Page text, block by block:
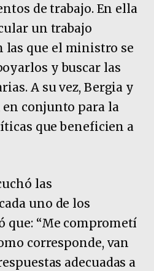
de trabajo. En ella
un trabajo
las que el ministro se
y buscar las
A su vez, Bergia y
en conjunto para la
que beneficien a
las
uno de los
que: “Me comprometí
corresponde, van
adecuadas a